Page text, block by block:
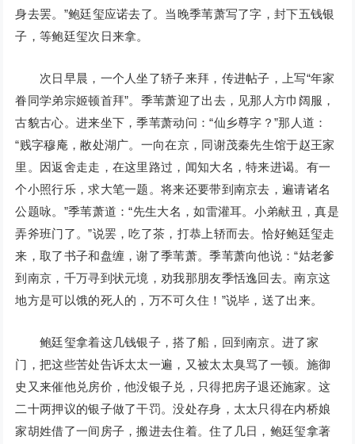
身去罢。”鲍廷玺应诺去了。当晚季苇萧写了字，封下五钱银
子，等鲍廷玺次日来拿。
次日早晨，一个人坐了轿子来拜，传进帖子，上写“年家
眷同学弟宗姬顿首拜”。季苇萧迎了出去，见那人方巾阔服，
古貌古心。进来坐下，季苇萧动问：“仙乡尊字？”那人道：
“贱字穆庵，敝处湖广。一向在京，同谢茂秦先生馆于赵王家
里。因返舍走走，在这里路过，闻知大名，特来进谒。有一
个小照行乐，求大笔一题。将来还要带到南京去，遍请诸名
公题咏。”季苇萧道：“先生大名，如雷灌耳。小弟献丑，真是
弄斧班门了。”说罢，吃了茶，打恭上轿而去。恰好鲍廷玺走
来，取了书子和盘缠，谢了季苇萧。季苇萧向他说：“姑老爹
到南京，千万寻到状元境，劝我那朋友季恬逸回去。南京这
地方是可以饿的死人的，万不可久住！”说毕，送了出来。
鲍廷玺拿着这几钱银子，搭了船，回到南京。进了家
门，把这些苦处告诉太太一遍，又被太太臭骂了一顿。施御
史又来催他兑房价，他没银子兑，只得把房子退还施家。这
二十两押议的银子做了干罚。没处存身，太太只得在内桥娘
家胡姓借了一间房子，搬进去住着。住了几日，鲍廷玺拿著